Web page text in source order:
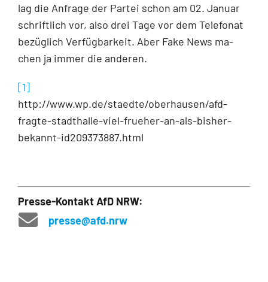
lag die Anfrage der Partei schon am 02. Ja­nuar
schriftlich vor, also drei Tage vor dem Telefonat
bezüglich Verfügbarkeit. Aber Fake News ma­
chen ja immer die anderen.
[1]
http://www.wp.de/staedte/oberhausen/afd-
fragte-stadthalle-viel-frueher-an-als-bisher-
bekannt-id209373887.html
Presse-Kontakt AfD NRW:
presse@afd.nrw